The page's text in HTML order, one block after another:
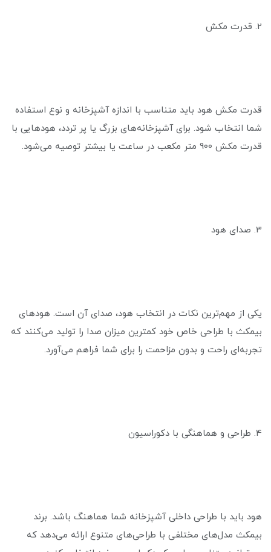
2. قدرت مکش
قدرت مکش هود باید متناسب با اندازه آشپزخانه و نوع استفاده
شما انتخاب شود. برای آشپزخانه‌های بزرگ یا پر تردد، هودهایی با
قدرت مکش 900 متر مکعب در ساعت یا بیشتر توصیه می‌شود.
3. صدای هود
یکی از مهم‌ترین نکات در انتخاب هود، صدای آن است. هودهای
بیمکث با طراحی خاص خود کمترین میزان صدا را تولید می‌کنند که
تجربه‌ای راحت و بدون مزاحمت را برای شما فراهم می‌آورد.
4. طراحی و هماهنگی با دکوراسیون
هود باید با طراحی داخلی آشپزخانه شما هماهنگ باشد. برند
بیمکث مدل‌های مختلفی با طراحی‌های متنوع ارائه می‌دهد که